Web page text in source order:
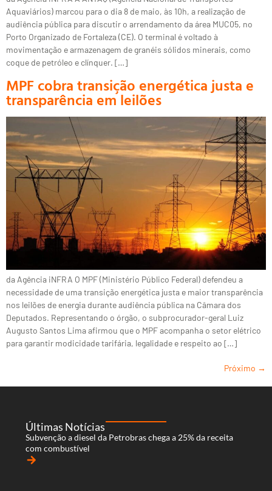
Aquaviários) marcou para o dia 8 de maio, às 10h, a realização de
audiência pública para discutir o arrendamento da área MUC05, no
Porto Organizado de Fortaleza (CE). O terminal é voltado à
movimentação e armazenagem de granéis sólidos minerais, como
coque de petróleo e clínquer. […]
MPF cobra transição energética justa e
transparência em leilões
da Agência iNFRA O MPF (Ministério Público Federal) defendeu a
necessidade de uma transição energética justa e maior transparência
nos leilões de energia durante audiência pública na Câmara dos
Deputados. Representando o órgão, o subprocurador-geral Luiz
Augusto Santos Lima afirmou que o MPF acompanha o setor elétrico
para garantir modicidade tarifária, legalidade e respeito ao […]
Próximo →
Últimas Notícias
Subvenção a diesel da Petrobras chega a 25% da receita
com combustível
arrow_forward